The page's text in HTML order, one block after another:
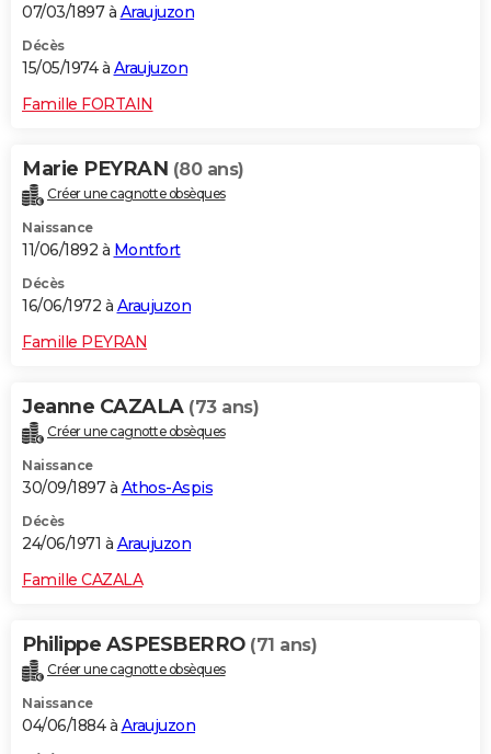
07/03/1897 à Araujuzon
Décès
15/05/1974 à Araujuzon
Famille FORTAIN
Marie PEYRAN (80 ans)
Créer une cagnotte obsèques
Naissance
11/06/1892 à Montfort
Décès
16/06/1972 à Araujuzon
Famille PEYRAN
Jeanne CAZALA (73 ans)
Créer une cagnotte obsèques
Naissance
30/09/1897 à Athos-Aspis
Décès
24/06/1971 à Araujuzon
Famille CAZALA
Philippe ASPESBERRO (71 ans)
Créer une cagnotte obsèques
Naissance
04/06/1884 à Araujuzon